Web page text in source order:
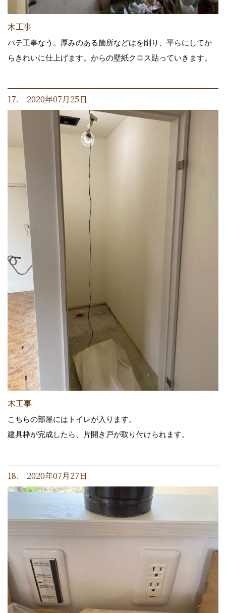
木工事
パテ工事なう。厚みのある箇所などはを削り、平らにしてか
らきれいに仕上げます。からの壁紙クロス貼っていきます。
17. 2020年07月25日
木工事
こちらの部屋にはトイレが入ります。
建具枠が完成したら、片開き戸が取り付けられます。
18. 2020年07月27日